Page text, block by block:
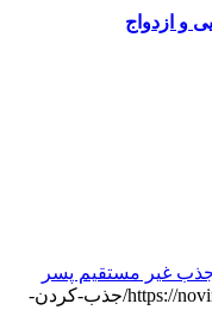
و ازدواج
غیر مستقیم پسر
https://novinbinesh.com/wp-content/uploads/2024/11/جذب-کردن-